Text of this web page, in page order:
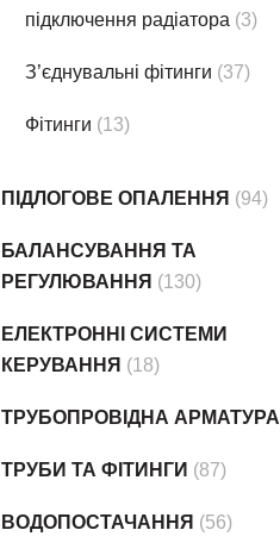
підключення радіатора (3)
З’єднувальні фітинги (37)
Фітинги (13)
ПІДЛОГОВЕ ОПАЛЕННЯ (94)
БАЛАНСУВАННЯ ТА
РЕГУЛЮВАННЯ (130)
ЕЛЕКТРОННІ СИСТЕМИ
КЕРУВАННЯ (18)
ТРУБОПРОВІДНА АРМАТУРА
ТРУБИ ТА ФІТИНГИ (87)
ВОДОПОСТАЧАННЯ (56)